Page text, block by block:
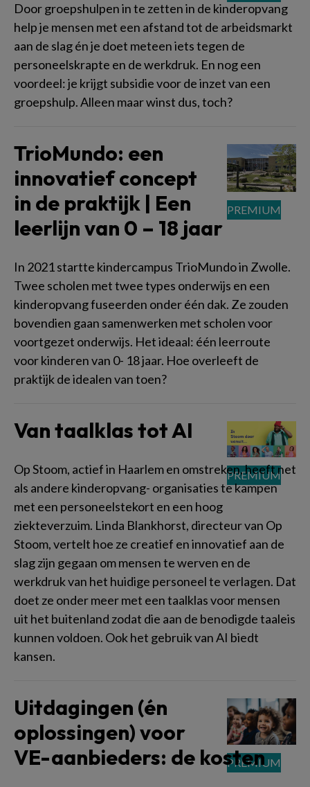
Door groepshulpen in te zetten in de kinderopvang
help je mensen met een afstand tot de arbeidsmarkt
aan de slag én je doet meteen iets tegen de
personeelskrapte en de werkdruk. En nog een
voordeel: je krijgt subsidie voor de inzet van een
groepshulp. Alleen maar winst dus, toch?
TrioMundo: een
innovatief concept
in de praktijk | Een
leerlijn van 0 – 18 jaar
In 2021 startte kindercampus TrioMundo in Zwolle.
Twee scholen met twee types onderwijs en een
kinderopvang fuseerden onder één dak. Ze zouden
bovendien gaan samenwerken met scholen voor
voortgezet onderwijs. Het ideaal: één leerroute
voor kinderen van 0- 18 jaar. Hoe overleeft de
praktijk de idealen van toen?
Van taalklas tot AI
Op Stoom, actief in Haarlem en omstreken, heeft net
als andere kinderopvang- organisaties te kampen
met een personeelstekort en een hoog
ziekteverzuim. Linda Blankhorst, directeur van Op
Stoom, vertelt hoe ze creatief en innovatief aan de
slag zijn gegaan om mensen te werven en de
werkdruk van het huidige personeel te verlagen. Dat
doet ze onder meer met een taalklas voor mensen
uit het buitenland zodat die aan de benodigde taaleis
kunnen voldoen. Ook het gebruik van AI biedt
kansen.
Uitdagingen (én
oplossingen) voor
VE-aanbieders: de kosten